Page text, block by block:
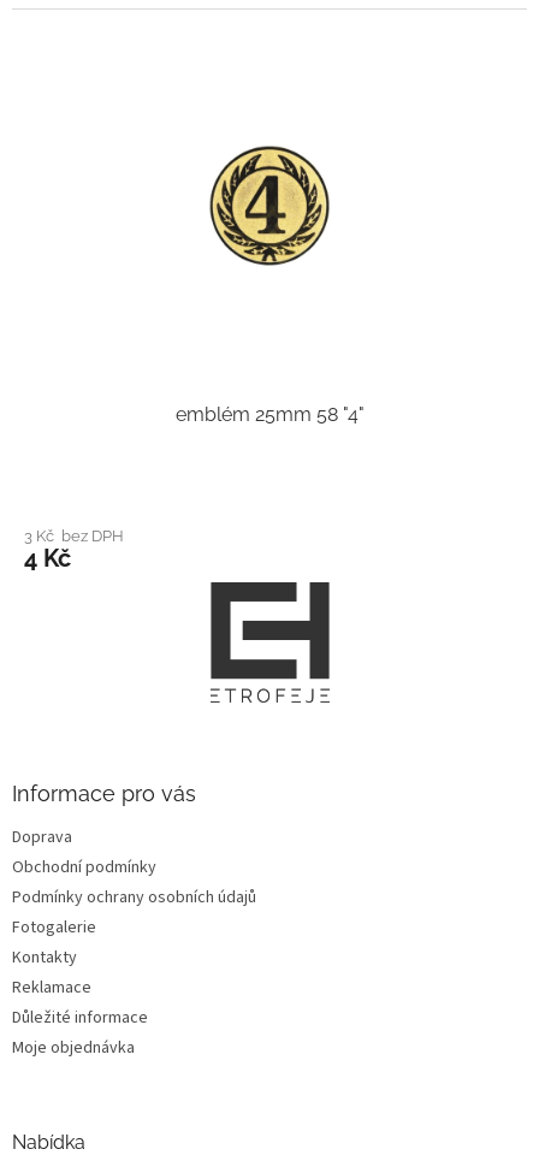
emblém 25mm 58 "4"
3 Kč bez DPH
4 Kč
Informace pro vás
Doprava
Obchodní podmínky
Podmínky ochrany osobních údajů
Fotogalerie
Kontakty
Reklamace
Důležité informace
Moje objednávka
Nabídka